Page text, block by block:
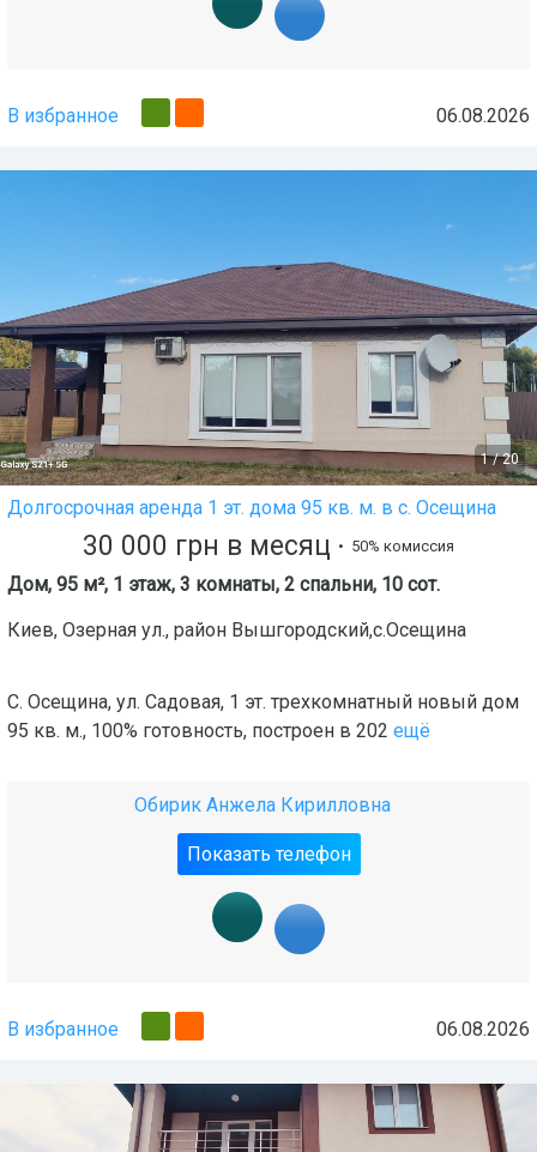
В избранное 06.08.2026
1/20
Долгосрочная аренда 1 эт. дома 95 кв. м. в с. Осещина
30 000 грн в месяц • 50% комиссия
Дом, 95 м², 1 этаж, 3 комнаты, 2 спальни, 10 сот.
Киев, Озерная ул., район Вышгородский,с.Осещина
С. Осещина, ул. Садовая, 1 эт. трехкомнатный новый дом
95 кв. м., 100% готовность, построен в 202 ещё
Обирик Анжела Кирилловна
Показать телефон
В избранное 06.08.2026